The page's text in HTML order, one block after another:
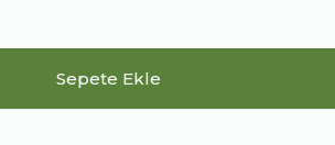
Sepete Ekle